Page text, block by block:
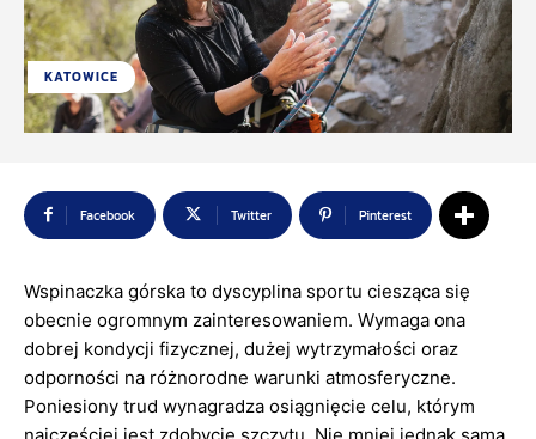
KATOWICE
Facebook Twitter Pinterest
Wspinaczka górska to dyscyplina sportu ciesząca się
obecnie ogromnym zainteresowaniem. Wymaga ona
dobrej kondycji fizycznej, dużej wytrzymałości oraz
odporności na różnorodne warunki atmosferyczne.
Poniesiony trud wynagradza osiągnięcie celu, którym